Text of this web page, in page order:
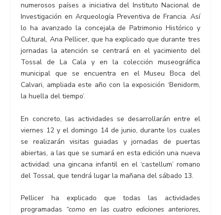
numerosos países a iniciativa del Instituto Nacional de
Investigación en Arqueología Preventiva de Francia. Así
lo ha avanzado la concejala de Patrimonio Histórico y
Cultural, Ana Pellicer, que ha explicado que durante tres
jornadas la atención se centrará en el yacimiento del
Tossal de La Cala y en la colección museográfica
municipal que se encuentra en el Museu Boca del
Calvari, ampliada este año con la exposición ‘Benidorm,
la huella del tiempo’.
En concreto, las actividades se desarrollarán entre el
viernes 12 y el domingo 14 de junio, durante los cuales
se realizarán visitas guiadas y jornadas de puertas
abiertas, a las que se sumará en esta edición una nueva
actividad: una gincana infantil en el ‘castellum’ romano
del Tossal, que tendrá lugar la mañana del sábado 13.
Pellicer ha explicado que todas las actividades
programadas “como en las cuatro ediciones anteriores,